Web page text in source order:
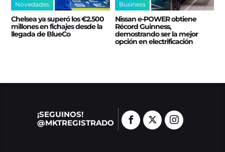
Novedades
Chelsea ya superó los €2.500
millones en fichajes desde la
llegada de BlueCo
Business
Nissan e‑POWER obtiene
Récord Guinness,
demostrando ser la mejor
opción en electrificación
¡SEGUINOS!
@MKTREGISTRADO